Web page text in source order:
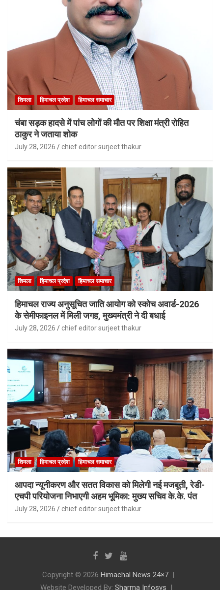
शिमला हिमाचल प्रदेश हिमाचल समाचार
चंबा सड़क हादसे में पांच लोगों की मौत पर शिक्षा मंत्री रोहित
ठाकुर ने जताया शोक
July 28, 2026 chief editor surjeet thakur
शिमला हिमाचल प्रदेश हिमाचल समाचार
हिमाचल राज्य अनुसूचित जाति आयोग को स्कोच अवार्ड-2026
के सेमीफाइनल में मिली जगह, मुख्यमंत्री ने दी बधाई
July 28, 2026 chief editor surjeet thakur
शिमला हिमाचल प्रदेश हिमाचल समाचार
आपदा न्यूनीकरण और सतत विकास को मिलेगी नई मजबूती, रेडी-
एचपी परियोजना निभाएगी अहम भूमिका: मुख्य सचिव के.के. पंत
July 28, 2026 chief editor surjeet thakur
Copyright © 2026 Himachal News 24×7
Website Developed By: Sharma Infosys